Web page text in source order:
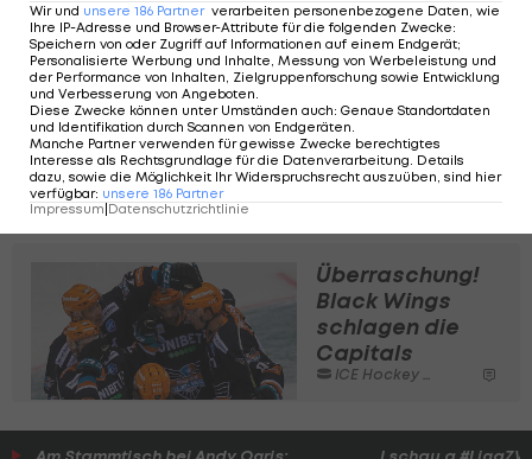
ICE Hockey League - Tippspiel >>>
Dornbirn
siegt im
Westderby
Überraschung!
Black Wings
schlagen die
Capitals
ICE Hockey League
Wir und unsere 186 Partner verarbeiten personenbezogene Daten, wie
Ihre IP-Adresse und Browser-Attribute für die folgenden Zwecke:
Speichern von oder Zugriff auf Informationen auf einem Endgerät;
Personalisierte Werbung und Inhalte, Messung von Werbeleistung und
der Performance von Inhalten, Zielgruppenforschung sowie Entwicklung
und Verbesserung von Angeboten
Diese Zwecke können unter Umständen auch: Genaue Standortdaten
und Identifikation durch Scannen von Endgeräten
Manche Partner verwenden für gewisse Zwecke berechtigtes
Interesse als Rechtsgrundlage für die Datenverarbeitung. Details
dazu, sowie die Möglichkeit Ihr Widerspruchsrecht auszuüben, sind hier
verfügbar: unsere 186 Partner
Impressum|Datenschutzrichtlinie